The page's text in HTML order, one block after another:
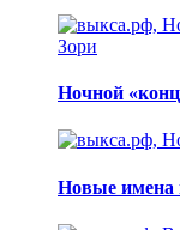
Ночной
Новые имена